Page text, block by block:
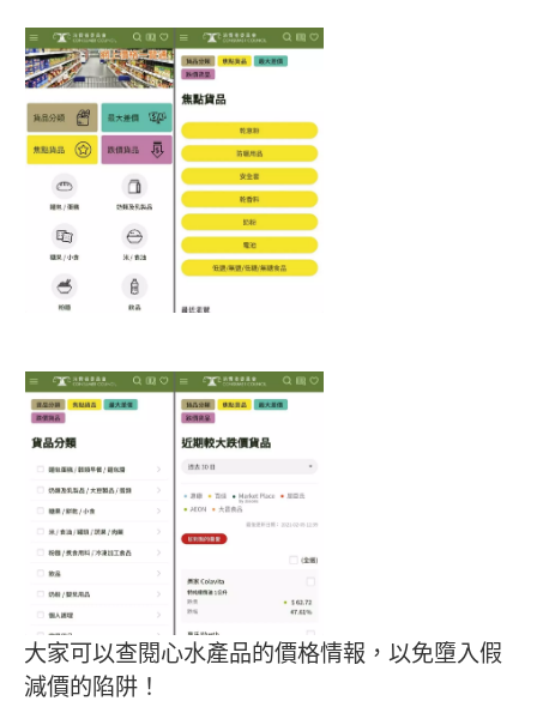
大家可以查閱心水產品的價格情報，以免墮入假
減價的陷阱！